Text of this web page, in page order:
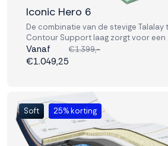
Iconic Hero 6
De combinatie van de stevige Talalay
Contour Support laag zorgt voor
liggevoel. Ideaal voor wie comfort en
matras zoekt.
Vanaf €1.399,-
€1.049,25
Soft 25% korting